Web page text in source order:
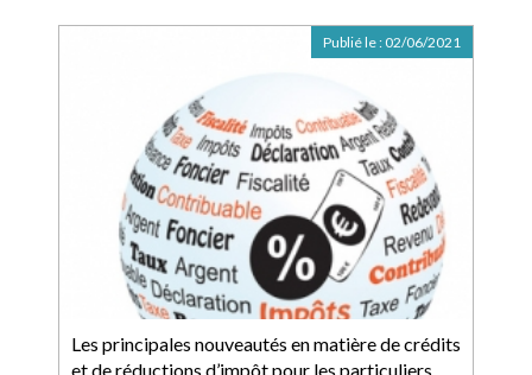
Les principales nouveautés en matière de crédits
et de réductions d’impôt pour les particuliers
Publié le : 02/06/2021